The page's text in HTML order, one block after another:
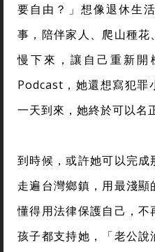
要自由？」想像退休生
事，陪伴家人、爬山種
慢下來，讓自己重新
Podcast，她還想寫犯罪
一天到來，她終於可以名
到時候，或許她可以完成
走遍台灣鄉鎮，用最淺
懂得用法律保護自己，
孩子都支持她，「老公